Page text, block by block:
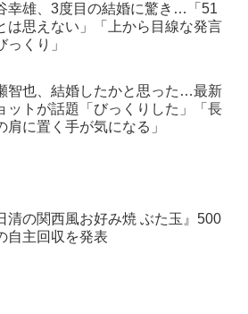
幸雄、3度目の結婚に驚き…「51
は思えない」「上から目線な発言
っくり」
智也、結婚したかと思った…最新
ットが話題「びっくりした」「長
肩に置く手が気になる」
清の関西風お好み焼 ぶた玉』500
自主回収を発表